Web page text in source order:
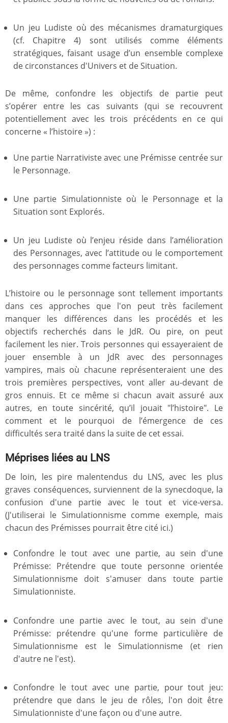
Un jeu Ludiste où des mécanismes dramaturgiques
(cf. Chapitre 4) sont utilisés comme éléments
stratégiques, faisant usage d’un ensemble complexe
de circonstances d'Univers et de Situation.
De même, confondre les objectifs de partie peut
s’opérer entre les cas suivants (qui se recouvrent
potentiellement avec les trois précédents en ce qui
concerne « l’histoire ») :
Une partie Narrativiste avec une Prémisse centrée sur
le Personnage.
Une partie Simulationniste où le Personnage et la
Situation sont Explorés.
Un jeu Ludiste où l’enjeu réside dans l’amélioration
des Personnages, avec l’attitude ou le comportement
des personnages comme facteurs limitant.
L’histoire ou le personnage sont tellement importants
dans ces approches que l'on peut très facilement
manquer les différences dans les procédés et les
objectifs recherchés dans le JdR. Ou pire, on peut
facilement les nier. Trois personnes qui essayeraient de
jouer ensemble à un JdR avec des personnages
vampires, mais où chacune représenteraient une des
trois premières perspectives, vont aller au-devant de
gros ennuis. Et ce même si chacun avait assuré aux
autres, en toute sincérité, qu’il jouait "l’histoire". Le
comment et le pourquoi de l’émergence de ces
difficultés sera traité dans la suite de cet essai.
Méprises liées au LNS
De loin, les pire malentendus du LNS, avec les plus
graves conséquences, surviennent de la synecdoque, la
confusion d'une partie avec le tout et vice-versa.
(J'utiliserai le Simulationnisme comme exemple, mais
chacun des Prémisses pourrait être cité ici.)
Confondre le tout avec une partie, au sein d'une
Prémisse: Prétendre que toute personne orientée
Simulationnisme doit s'amuser dans toute partie
Simulationniste.
Confondre une partie avec le tout, au sein d'une
Prémisse: prétendre qu'une forme particulière de
Simulationnisme est le Simulationnisme (et rien
d'autre ne l'est).
Confondre le tout avec une partie, pour tout jeu:
prétendre que dans le jeu de rôles, l'on doit être
Simulationniste d'une façon ou d'une autre.